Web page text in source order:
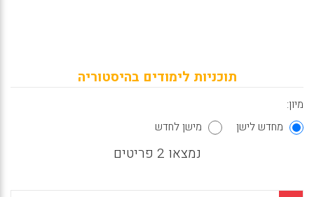
תוכניות לימודים בהיסטוריה
מיון:
מחדש לישן
מישן לחדש
נמצאו 2 פריטים